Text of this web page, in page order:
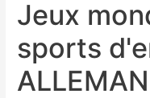
Jeux
sports